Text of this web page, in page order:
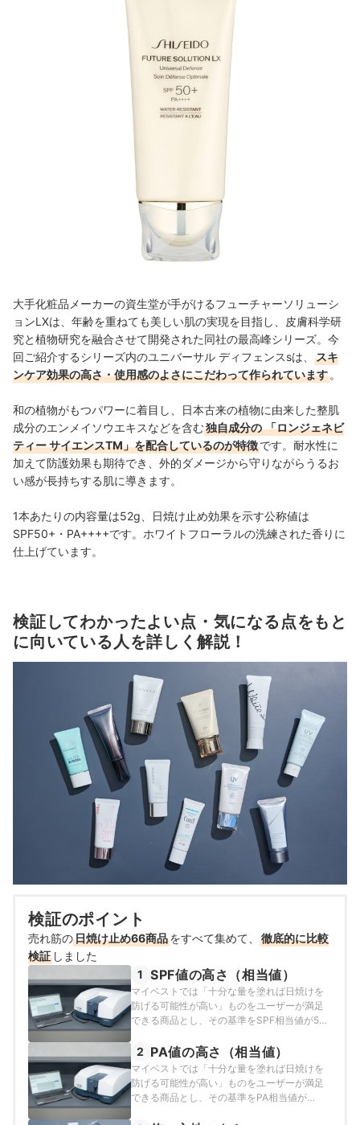
大手化粧品メーカーの資生堂が手がけるフューチャーソリューシ
ョンLXは、年齢を重ねても美しい肌の実現を目指し、皮膚科学研
究と植物研究を融合させて開発された同社の最高峰シリーズ。今
回ご紹介するシリーズ内のユニバーサル ディフェンスsは、
スキ
ンケア効果の高さ・使用感のよさにこだわって作られています 。
和の植物がもつパワーに着目し、日本古来の植物に由来した整肌
成分のエンメイソウエキスなどを含む独自成分の 「ロンジェネビ
ティー サイエンスTM」を配合しているのが特徴です。耐水性に
加えて防護効果も期待でき、外的ダメージから守りながらうるお
い感が長持ちする肌に導きます。
1本あたりの内容量は52g、日焼け止め効果を示す公称値は
SPF50+・PA++++です。ホワイトフローラルの洗練された香りに
仕上げています。
検証してわかったよい点・気になる点をもと
に向いている人を詳しく解説！
検証のポイント
売れ筋の日焼け止め66商品をすべて集めて、
徹底的に比較
検証 しました
1 SPF値の高さ（相当値）
マイベストでは「十分な量を塗れば日焼けを
防げる可能性が高い」ものをユーザーが満足
できる商品とし、その基準をSPF相当値が50
て以下の方法で検証を行いました。日本化粧
品工業連合会が定めるSPF値の基準は人肌を
用いて定められていますが、肌状態の差によ
るブレが懸念されたため、マイベストでは分
で個人差による測定誤差を排除しました。一
2 PA値の高さ（相当値）
マイベストでは「十分な量を塗れば日焼けを
防げる可能性が高い」ものをユーザーが満足
できる商品とし、その基準をPA相当値が